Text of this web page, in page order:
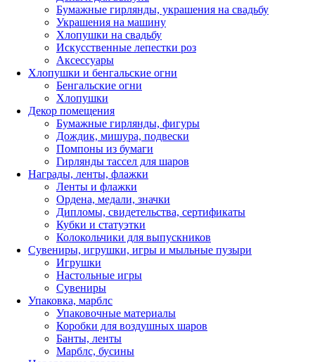
Бумажные гирлянды, украшения на свадьбу
Украшения на машину
Хлопушки на свадьбу
Искусственные лепестки роз
Аксессуары
Хлопушки и бенгальские огни
Бенгальские огни
Хлопушки
Декор помещения
Бумажные гирлянды, фигуры
Дождик, мишура, подвески
Помпоны из бумаги
Гирлянды тассел для шаров
Награды, ленты, флажки
Ленты и флажки
Ордена, медали, значки
Дипломы, свидетельства, сертификаты
Кубки и статуэтки
Колокольчики для выпускников
Сувениры, игрушки, игры и мыльные пузыри
Игрушки
Настольные игры
Сувениры
Упаковка, марблс
Упаковочные материалы
Коробки для воздушных шаров
Банты, ленты
Марблс, бусины